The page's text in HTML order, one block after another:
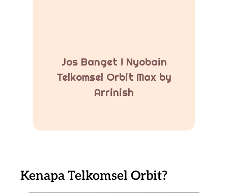
Jos Banget ! Nyobain
Telkomsel Orbit Max by
Arrinish
Kenapa Telkomsel Orbit?